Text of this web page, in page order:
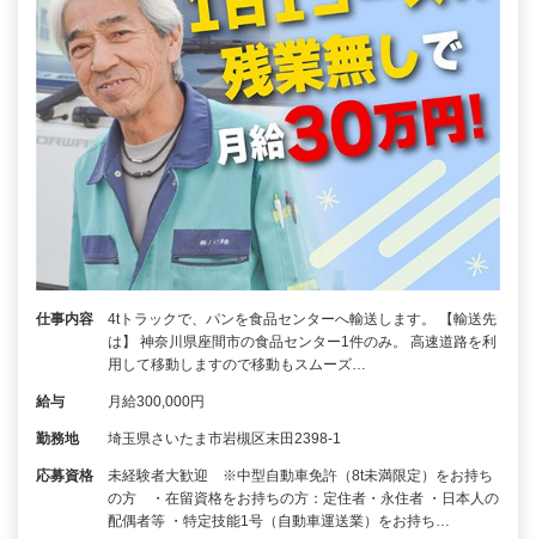
仕事内容
4tトラックで、パンを食品センターへ輸送します。 【輸送先
は】 神奈川県座間市の食品センター1件のみ。 高速道路を利
用して移動しますので移動もスムーズ…
給与 月給300,000円
勤務地 埼玉県さいたま市岩槻区末田2398-1
応募資格
未経験者大歓迎 ※中型自動車免許（8t未満限定）をお持ち
の方 ・在留資格をお持ちの方：定住者・永住者 ・日本人の
配偶者等 ・特定技能1号（自動車運送業）をお持ち…